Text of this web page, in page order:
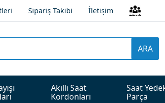
Sipariş Takibi İletişim
ARA
Akıllı Saat
Kordonları
Saat
Parça